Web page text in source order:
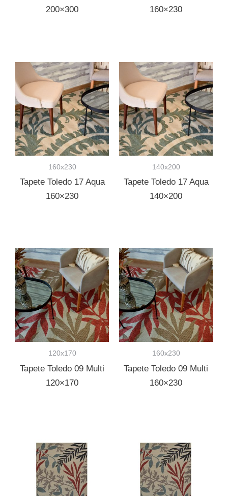
200×300
160×230
160x230
Tapete Toledo 17 Aqua
160×230
140x200
Tapete Toledo 17 Aqua
140×200
120x170
Tapete Toledo 09 Multi
120×170
160x230
Tapete Toledo 09 Multi
160×230